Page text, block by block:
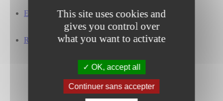
This site uses cookies and
gives you control over
what you want to activate
OK, accept all
Continuer sans accepter
Espace carrières
Travailler chez Cailabs
Nos offres d’emploi
Ressources
Publications techniques & Conférences
Livres blancs
Espace presse